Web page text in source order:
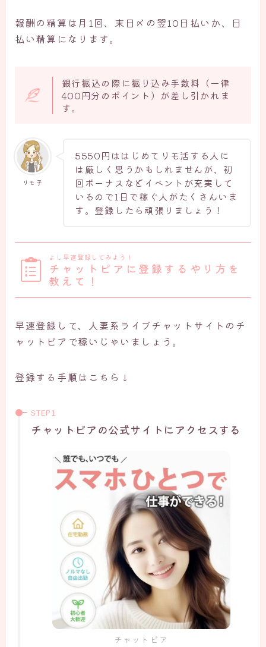
報酬の精算は月1回、末日〆の翌10日払いか、日
払い精算になります。
銀行振込の際に振り込み手数料（一律
400円分のポイント）が差し引かれま
す。
リモ子
5550円ははじめてリモ活する人に
は厳しく思うかもしれませんが、初
回ボーナスなどイベントが充実して
いるので1日で稼ぐ人がたくさんいま
す。登録したら頑張りましょう！
よし早速登録してみよう！
チャットピアに登録するやり方を
教えて！
早速登録して、人妻系ライブチャットサイトのチ
ャットピアで稼いじゃいましょう。
登録する手順はこちら↓
チャットピアの公式サイトにアクセスする
チャットピア